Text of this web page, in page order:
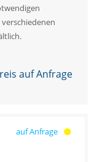
auf Anfrage
auf Anfrage